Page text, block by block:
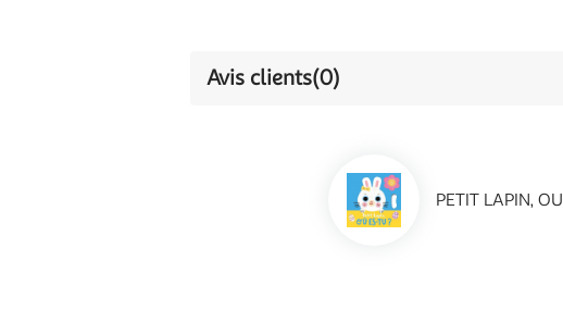
Avis clients(0)
PETIT LAPIN,